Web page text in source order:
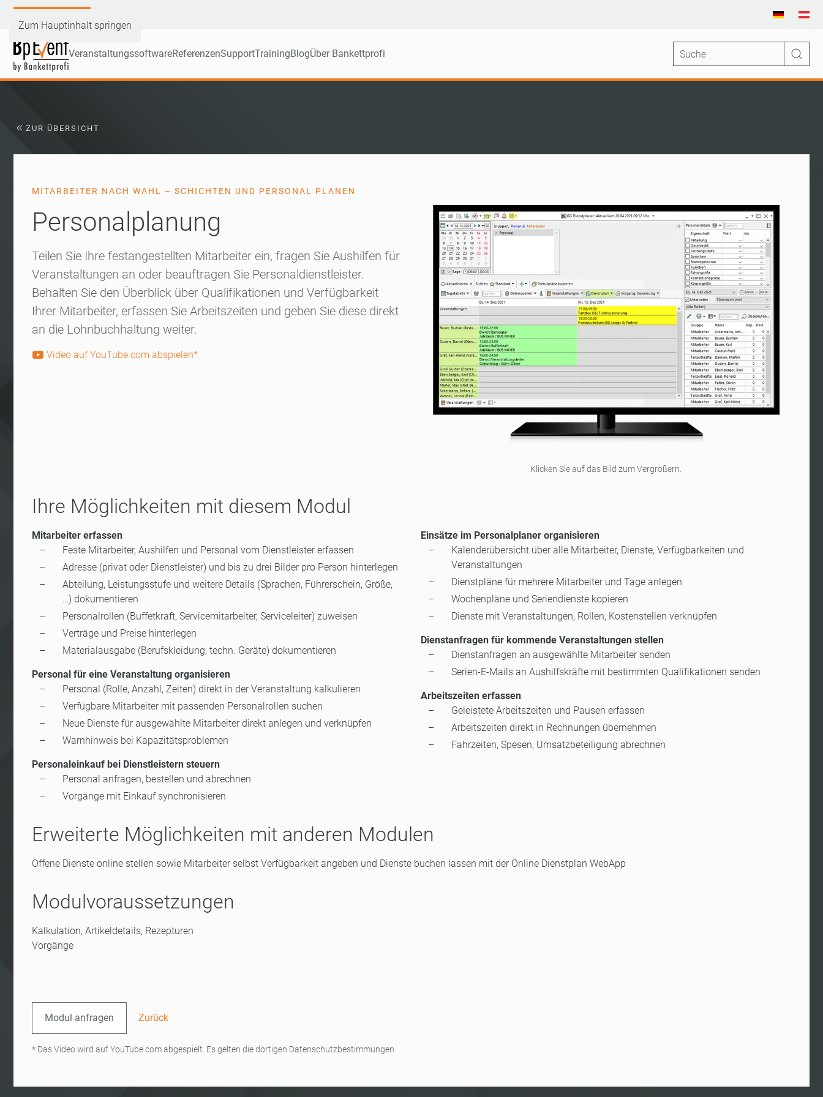
Zum Hauptinhalt springen
VeranstaltungssoftwareReferenzenSupportTrainingBlogÜber Bankettprofi
ZUR ÜBERSICHT
Klicken Sie auf das Bild zum Vergrößern.
MITARBEITER NACH WAHL – SCHICHTEN UND PERSONAL PLANEN
Personalplanung
Teilen Sie Ihre festangestellten Mitarbeiter ein, fragen Sie Aushilfen für
Veranstaltungen an oder beauftragen Sie Personaldienstleister.
Behalten Sie den Überblick über Qualifikationen und Verfügbarkeit
Ihrer Mitarbeiter, erfassen Sie Arbeitszeiten und geben Sie diese direkt
an die Lohnbuchhaltung weiter.
Video auf YouTube.com abspielen*
Ihre Möglichkeiten mit diesem Modul
Mitarbeiter erfassen
Feste Mitarbeiter, Aushilfen und Personal vom Dienstleister erfassen
Adresse (privat oder Dienstleister) und bis zu drei Bilder pro Person hinterlegen
Abteilung, Leistungsstufe und weitere Details (Sprachen, Führerschein, Größe,
…) dokumentieren
Personalrollen (Buffetkraft, Servicemitarbeiter, Serviceleiter) zuweisen
Verträge und Preise hinterlegen
Materialausgabe (Berufskleidung, techn. Geräte) dokumentieren
Personal für eine Veranstaltung organisieren
Personal (Rolle, Anzahl, Zeiten) direkt in der Veranstaltung kalkulieren
Verfügbare Mitarbeiter mit passenden Personalrollen suchen
Neue Dienste für ausgewählte Mitarbeiter direkt anlegen und verknüpfen
Warnhinweis bei Kapazitätsproblemen
Personaleinkauf bei Dienstleistern steuern
Personal anfragen, bestellen und abrechnen
Vorgänge mit Einkauf synchronisieren
Einsätze im Personalplaner organisieren
Kalenderübersicht über alle Mitarbeiter, Dienste, Verfügbarkeiten und
Veranstaltungen
Dienstpläne für mehrere Mitarbeiter und Tage anlegen
Wochenpläne und Seriendienste kopieren
Dienste mit Veranstaltungen, Rollen, Kostenstellen verknüpfen
Dienstanfragen für kommende Veranstaltungen stellen
Dienstanfragen an ausgewählte Mitarbeiter senden
Serien-E-Mails an Aushilfskräfte mit bestimmten Qualifikationen senden
Arbeitszeiten erfassen
Geleistete Arbeitszeiten und Pausen erfassen
Arbeitszeiten direkt in Rechnungen übernehmen
Fahrzeiten, Spesen, Umsatzbeteiligung abrechnen
Erweiterte Möglichkeiten mit anderen Modulen
Offene Dienste online stellen sowie Mitarbeiter selbst Verfügbarkeit angeben und Dienste buchen lassen mit der Online Dienstplan WebApp
Modulvoraussetzungen
Kalkulation, Artikeldetails, Rezepturen
Vorgänge
Modul anfragen Zurück
* Das Video wird auf YouTube.com abgespielt. Es gelten die dortigen Datenschutzbestimmungen.